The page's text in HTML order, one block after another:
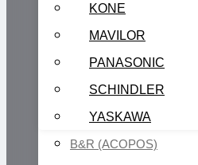
KONE
MAVILOR
PANASONIC
SCHINDLER
YASKAWA
B&R (ACOPOS)